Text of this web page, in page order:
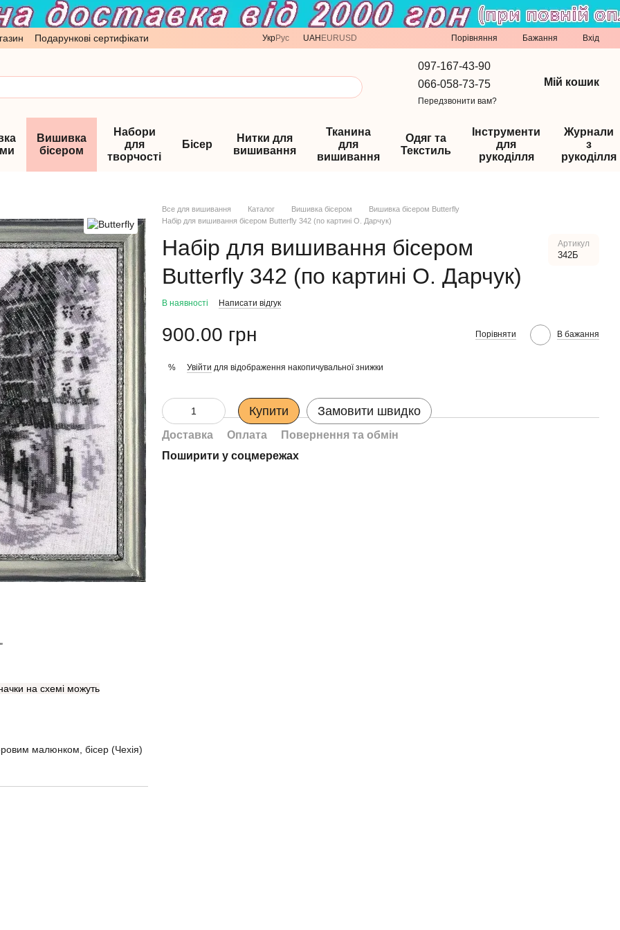
Подарункові сертифікати УкрРус UAH EURUSD Порівняння Бажання Вхід
097-167-43-90
066-058-73-75
Передзвонити вам?
Мій кошик
Вишивка
бісером
Набори
для
творчості
Бісер
Нитки для
вишивання
Тканина
для
вишивання
Одяг та
Текстиль
Інструменти
для
рукоділля
Журнали
з
рукоділля
на схемі можуть
малюнком, бісер (Чехія)
Все для вишивання Каталог Вишивка бісером
Вишивка бісером Butterfly
Набір для вишивання бісером Butterfly 342 (по картині О. Дарчук)
Набір для вишивання бісером
Butterfly 342 (по картині О. Дарчук)
Артикул
342Б
В наявності Написати відгук
900.00 грн Порівняти В бажання
% Увійти для відображення накопичувальної знижки
Купити Замовити швидко
Доставка Оплата
Повернення та обмін
Поширити у соцмережах